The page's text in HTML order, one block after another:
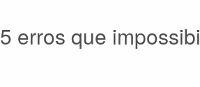
5 erros que